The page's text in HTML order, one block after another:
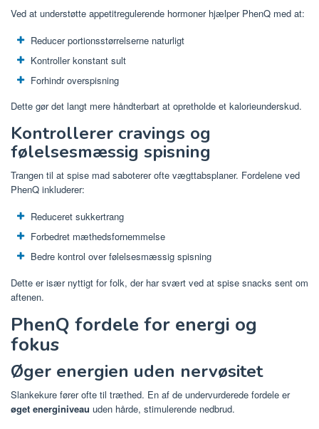
Ved at understøtte appetitregulerende hormoner hjælper PhenQ med at:
Reducer portionsstørrelserne naturligt
Kontroller konstant sult
Forhindr overspisning
Dette gør det langt mere håndterbart at opretholde et kalorieunderskud.
Kontrollerer cravings og
følelsesmæssig spisning
Trangen til at spise mad saboterer ofte vægttabsplaner. Fordelene ved
PhenQ inkluderer:
Reduceret sukkertrang
Forbedret mæthedsfornemmelse
Bedre kontrol over følelsesmæssig spisning
Dette er især nyttigt for folk, der har svært ved at spise snacks sent om
aftenen.
PhenQ fordele for energi og
fokus
Øger energien uden nervøsitet
Slankekure fører ofte til træthed. En af de undervurderede fordele er
øget energiniveau uden hårde, stimulerende nedbrud.